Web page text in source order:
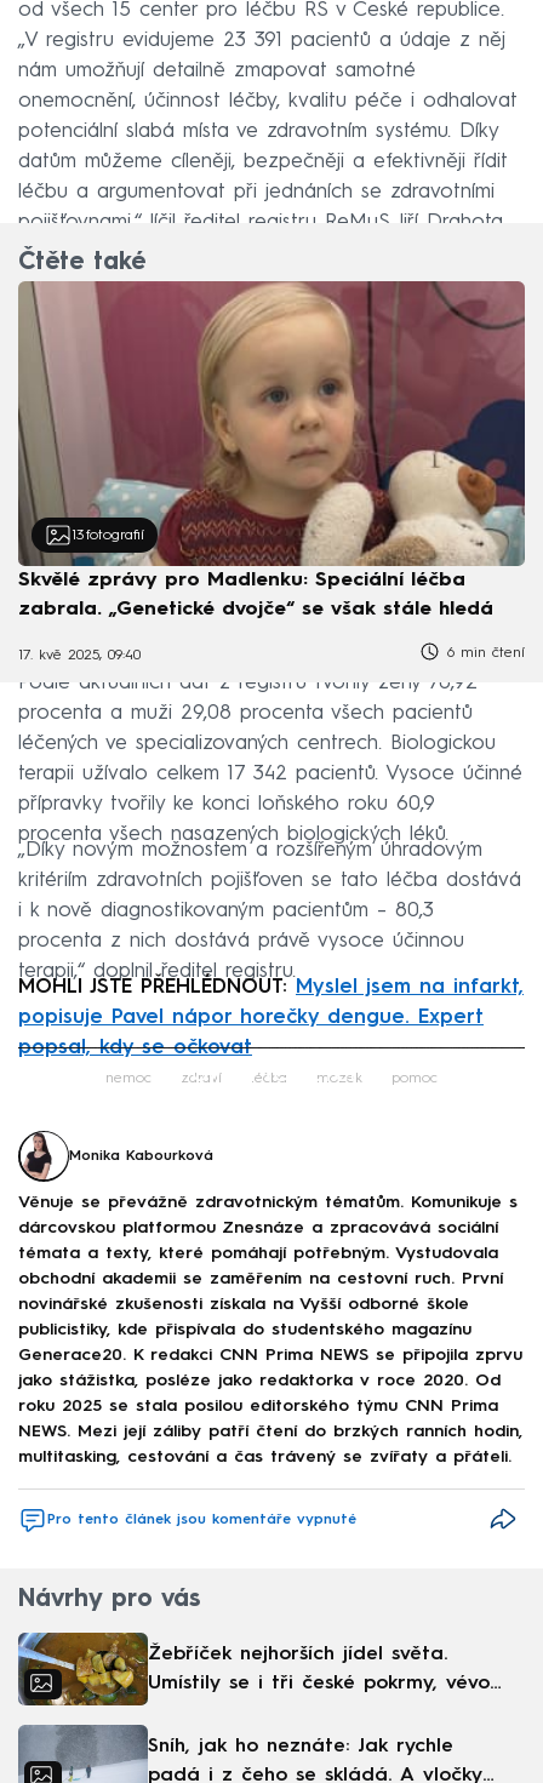
od všech 15 center pro léčbu RS v České republice.
„V registru evidujeme 23 391 pacientů a údaje z něj
nám umožňují detailně zmapovat samotné
onemocnění, účinnost léčby, kvalitu péče i odhalovat
potenciální slabá místa ve zdravotním systému. Díky
datům můžeme cíleněji, bezpečněji a efektivněji řídit
léčbu a argumentovat při jednáních se zdravotními
pojišťovnami,“ líčil ředitel registru ReMuS Jiří Drahota.
Čtěte také
13 fotografií
Skvělé zprávy pro Madlenku: Speciální léčba
zabrala. „Genetické dvojče“ se však stále hledá
17. kvě 2025, 09:40 6 min čtení
Podle aktuálních dat z registru tvořily ženy 70,92
procenta a muži 29,08 procenta všech pacientů
léčených ve specializovaných centrech. Biologickou
terapii užívalo celkem 17 342 pacientů. Vysoce účinné
přípravky tvořily ke konci loňského roku 60,9
procenta všech nasazených biologických léků.
„Díky novým možnostem a rozšířeným úhradovým
kritériím zdravotních pojišťoven se tato léčba dostává
i k nově diagnostikovaným pacientům – 80,3
procenta z nich dostává právě vysoce účinnou
terapii,“ doplnil ředitel registru.
MOHLI JSTE PŘEHLÉDNOUT:
Myslel jsem na infarkt,
popisuje Pavel nápor horečky dengue. Expert
popsal, kdy se očkovat
Failed to fetch
nemoc zdraví léčba mozek pomoc
Monika Kabourková
Věnuje se převážně zdravotnickým tématům. Komunikuje s
dárcovskou platformou Znesnáze a zpracovává sociální
témata a texty, které pomáhají potřebným. Vystudovala
obchodní akademii se zaměřením na cestovní ruch. První
novinářské zkušenosti získala na Vyšší odborné škole
publicistiky, kde přispívala do studentského magazínu
Generace20. K redakci CNN Prima NEWS se připojila zprvu
jako stážistka, posléze jako redaktorka v roce 2020. Od
roku 2025 se stala posilou editorského týmu CNN Prima
NEWS. Mezi její záliby patří čtení do brzkých ranních hodin,
multitasking, cestování a čas trávený se zvířaty a přáteli.
Pro tento článek jsou komentáře vypnuté
Návrhy pro vás
Žebříček nejhorších jídel světa.
Umístily se i tři české pokrmy, vévodí
Sníh, jak ho neznáte: Jak rychle
padá i z čeho se skládá. A vločky